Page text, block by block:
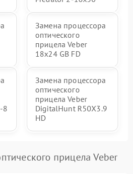
Замена процессора
оптического
прицела Veber
18x24 GB FD
8
Замена процессора
оптического
прицела Veber
DigitalHunt R50X3.9
HD
прицела Veber